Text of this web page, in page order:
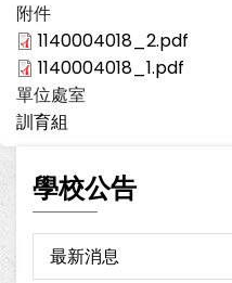
附件
1140004018_2.pdf
1140004018_1.pdf
單位處室
訓育組
學校公告
最新消息